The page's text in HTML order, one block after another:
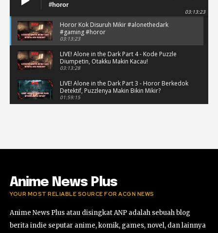
#horor
03:13:23
Horor Kok Disuruh Mikir #alonethedark
#gaming #horor
03:13:23
LIVE! Alone in the Dark Part 4 - Kode Puzzle
Diumpetin, Otakku Makin Kacau!
03:13:28
LIVE! Alone in the Dark Part 3 - Horor Berkedok
Detektif, Puzzlenya Makin Bikin Mikir?
01:59:15
#ProjectWingman
Anime News Plus
YOUR MOST RELIABLE SOURCE FOR ACGN NEWS
Anime News Plus atau disingkat ANP adalah sebuah blog
berita indie seputar anime, komik, games, novel, dan lainnya